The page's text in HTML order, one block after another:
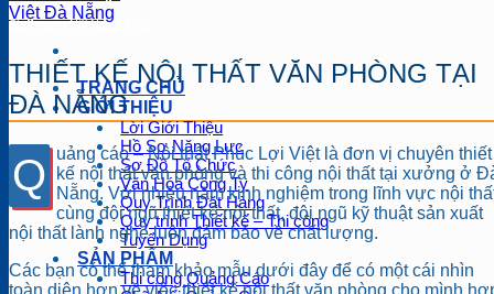
TRANG CHỦ
GIỚI THIỆU
Lời Giới Thiệu
Hồ Sơ Năng Lực
Sơ Đồ Tổ Chức
Văn Hóa Công Ty
Quy Trình Đặt Hàng
Quy trình Thiết kế – Thi công
Tuyển Dụng
SẢN PHẨM
Thi công Quảng Cáo
Showroom Nội Ngoại Thất
THIẾT KẾ NỘI THẤT VĂN PHÒNG TẠI
ĐÀ NẴNG
Q
uảng cáo – Nội thất Phúc Lợi Việt là đơn vị chuyên thiết
kế nội thất văn phòng và thi công nội thất tại xưởng ở
Nẵng. Với nhiều năm kinh nghiệm trong lĩnh vực nội
cùng đội ngũ thiết kế nội thất, đội ngũ kỹ thuật sản xuất
nội thất lành nghề luôn đảm bảo về chất lượng.
Các bạn có thể tham khảo mẫu dưới đây để có một cái nhìn
toàn diện hơn về việc thiết kế nội thất văn phòng cho mình